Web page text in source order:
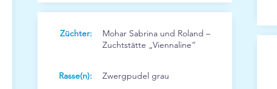
Züchter:
Mohar Sabrina und Roland –
Zuchtstätte „Viennaline“
Rasse(n):
Zwergpudel grau